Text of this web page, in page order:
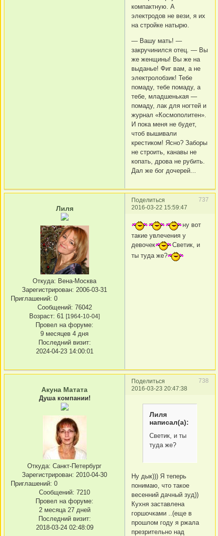
компактную. А
электродов не вези, я их
на стройке натырю.
— Вашу мать! —
закручинился отец. — Вы
же женщины! Вы же на
выданье! Фиг вам, а не
электролобзик! Тебе
помаду, тебе помаду, а
тебе, младшенькая —
помаду, лак для ногтей и
журнал «Космополитен».
И пока меня не будет,
чтоб вышивали
крестиком! Ясно? Заборы
не строить, канавы не
копать, дрова не рубить.
Дал же бог дочерей...
Поделиться
737
2016-03-22 15:59:47
Лиля
Откуда: Вена-Москва
Зарегистрирован: 2006-03-31
Приглашений: 0
Сообщений: 76042
Возраст: 61 [1964-10-04]
Провел на форуме:
9 месяцев 4 дня
Последний визит:
2024-04-23 14:00:01
ну вот
такие увлечения у
девочек
Светик, и
ты туда же?
Поделиться
738
2016-03-23 20:47:38
Акуна Матата
Душа компании!
Откуда: Санкт-Петербург
Зарегистрирован: 2010-04-30
Приглашений: 0
Сообщений: 7210
Провел на форуме:
2 месяца 27 дней
Последний визит:
2018-03-24 02:48:09
Лиля
написал(а):
Светик, и ты
туда же?
Ну дык))) Я теперь
понимаю, что такое
весенний дачный зуд))
Кухня заставлена
горшочками ..(еще в
прошлом году я ржала
презрительно над